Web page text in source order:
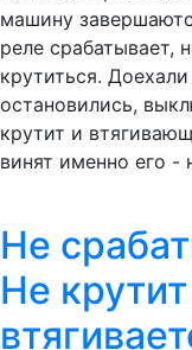
машину
реле срабатывает,
крутиться.
остановились,
крутит и
винят именно его
Не
Не